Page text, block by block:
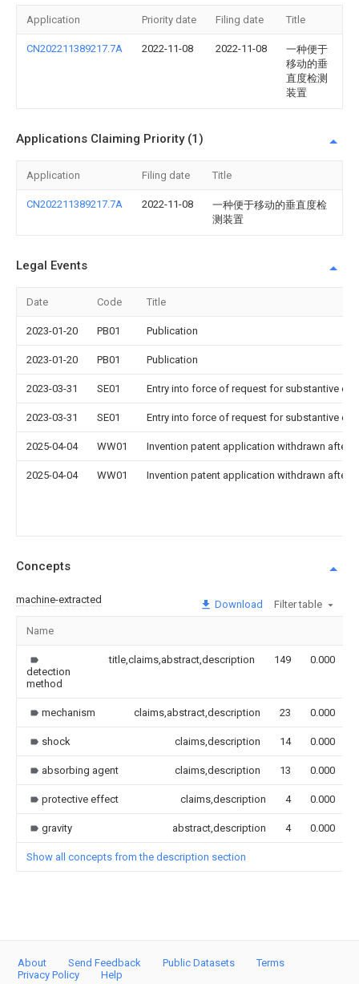
Application Priority date Filing date Title
CN202211389217.7A 2022-11-08 2022-11-08
一种便于
移动的垂
直度检测
装置
Applications Claiming Priority (1)
Application Filing date Title
CN202211389217.7A 2022-11-08
一种便于移动的垂直度检
测装置
Legal Events
Date Code Title
2023-01-20 PB01 Publication
2023-01-20 PB01 Publication
2023-03-31 SE01 Entry into force of request for substantive
2023-03-31 SE01 Entry into force of request for substantive
2025-04-04 WW01 Invention patent application withdrawn after
2025-04-04 WW01 Invention patent application withdrawn after
Concepts
machine-extracted Download Filter table
Name
detection
method
title,claims,abstract,description 149 0.000
mechanism claims,abstract,description 23 0.000
shock claims,description 14 0.000
absorbing agent claims,description 13 0.000
protective effect claims,description 4 0.000
gravity abstract,description 4 0.000
Show all concepts from the description section
About Send Feedback Public Datasets
Terms
Privacy Policy
Help